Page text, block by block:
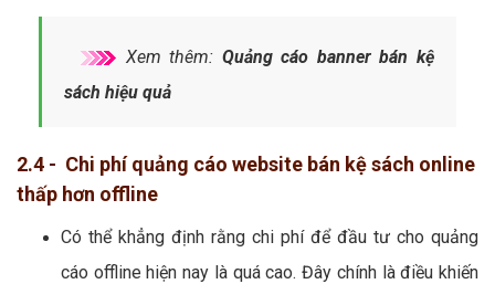
Xem thêm: Quảng cáo banner bán kệ
sách hiệu quả
2.4 - Chi phí quảng cáo website bán kệ sách online
thấp hơn offline
Có thể khẳng định rằng chi phí để đầu tư cho quảng
cáo offline hiện nay là quá cao. Đây chính là điều khiến